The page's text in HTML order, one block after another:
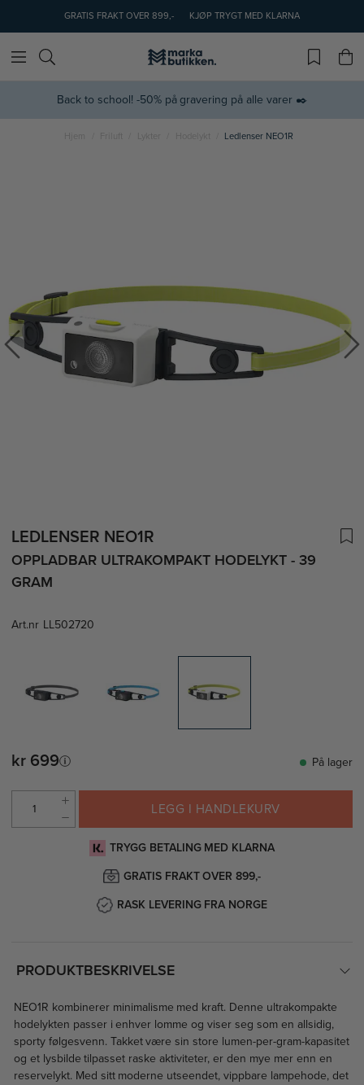
GRATIS FRAKT OVER 899,- KJØP TRYGT MED KLARNA
Back to school! -50% på gravering på alle varer ✒️
Hjem Friluft Lykter Hodelykt Ledlenser NEO1R
LEDLENSER NEO1R
OPPLADBAR ULTRAKOMPAKT HODELYKT - 39
GRAM
Art.nr LL502720
kr 699 På lager
LEGG I HANDLEKURV
TRYGG BETALING MED KLARNA
GRATIS FRAKT OVER 899,-
RASK LEVERING FRA NORGE
PRODUKTBESKRIVELSE
NEO1R kombinerer minimalisme med kraft. Denne ultrakompakte
hodelykten passer i enhver lomme og viser seg som en allsidig,
sporty følgesvenn. Takket være sin store lumen-per-gram-kapasitet
og et lysbilde tilpasset raske aktiviteter, er den mye mer enn en
reservelykt. Med sitt moderne utseendet, vippbare lampehode, det